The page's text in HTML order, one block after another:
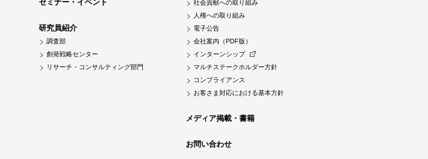
セミナー・イベント
研究員紹介
調査部
創発戦略センター
リサーチ・コンサルティング部門
社会貢献への取り組み
人権への取り組み
電子公告
会社案内（PDF版）
インターンシップ
マルチステークホルダー方針
コンプライアンス
お客さま対応における基本方針
メディア掲載・書籍
お問い合わせ